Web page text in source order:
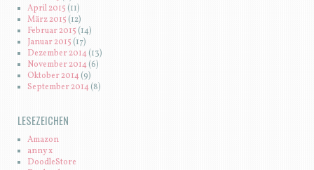
April 2015 (11)
März 2015 (12)
Februar 2015 (14)
Januar 2015 (17)
Dezember 2014(13)
November 2014(6)
Oktober 2014(9)
September 2014(8)
LESEZEICHEN
Amazon
anny x
DoodleStore